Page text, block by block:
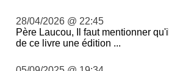
28/04/2026 @ 22:45
Père Laucou, Il faut mentionner
de ce livre une édition ...